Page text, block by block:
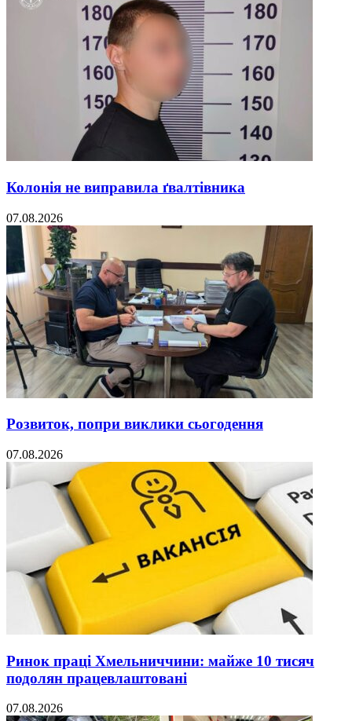
Колонія не виправила ґвалтівника
07.08.2026
Розвиток, попри виклики сьогодення
07.08.2026
Ринок праці Хмельниччини: майже 10 тисяч
подолян працевлаштовані
07.08.2026